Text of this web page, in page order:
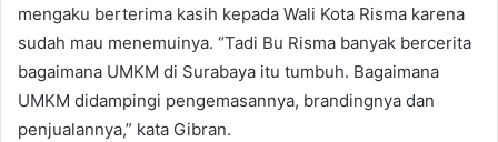
mengaku berterima kasih kepada Wali Kota Risma karena
sudah mau menemuinya. “Tadi Bu Risma banyak bercerita
bagaimana UMKM di Surabaya itu tumbuh. Bagaimana
UMKM didampingi pengemasannya, brandingnya dan
penjualannya,” kata Gibran.